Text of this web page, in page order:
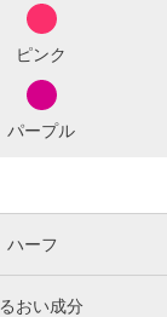
ピンク
パープル
ハーフ
おい成分